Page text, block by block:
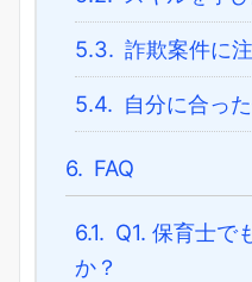
5.3. 詐欺案件に
5.4. 自分に合っ
6. FAQ
6.1. Q1. 保育士で
か？